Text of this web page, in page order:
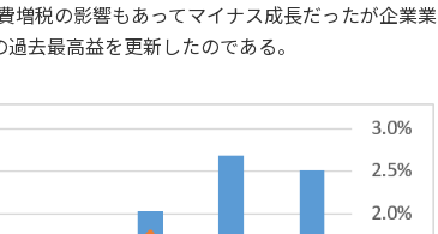
増税の影響もあってマイナス成長だったが企業業
去最高益を更新したのである。